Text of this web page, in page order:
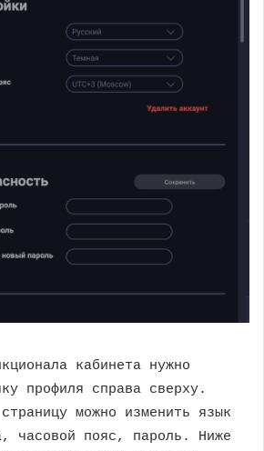
кабинета нужно
профиля справа сверху.
можно изменить язык
часовой пояс, пароль. Ниже